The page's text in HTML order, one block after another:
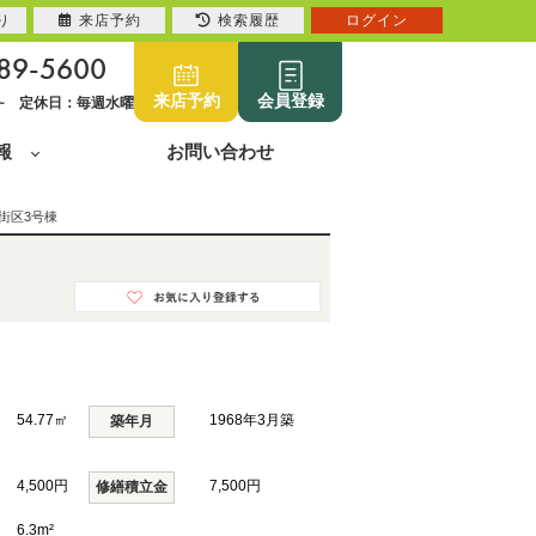
5600
定休日：毎週水曜 来店予約 会員登録
お問い合わせ
区3号棟
54.77㎡ 築年月 1968年3月築
4,500円 修繕積立金 7,500円
6.3m²
来店予約 検索履歴 ログイン